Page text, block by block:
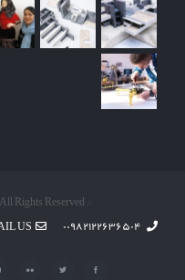
Facebook
Twitter
Flickr